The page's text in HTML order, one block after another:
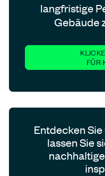
langfristige
Gebäude
FÜR
Entdecken
lassen Sie